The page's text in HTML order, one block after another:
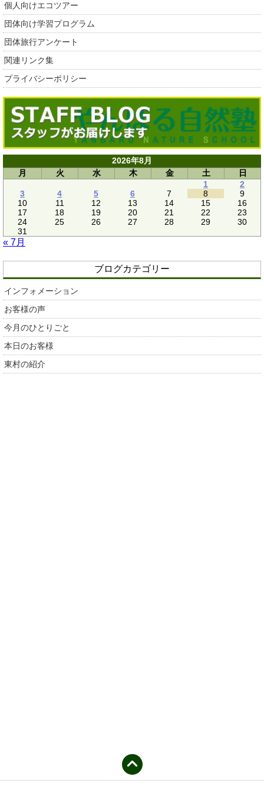
個人向けエコツアー
団体向け学習プログラム
団体旅行アンケート
関連リンク集
プライバシーポリシー
2026年8月
月
火 水 木 金 土
日
1
2
3
4 5 6 7 8
9
10
11 12 13 14 15
16
17
18 19 20 21 22
23
24
25 26 27 28 29
30
31
« 7月
ブログカテゴリー
インフォメーション
お客様の声
今月のひとりごと
本日のお客様
東村の紹介